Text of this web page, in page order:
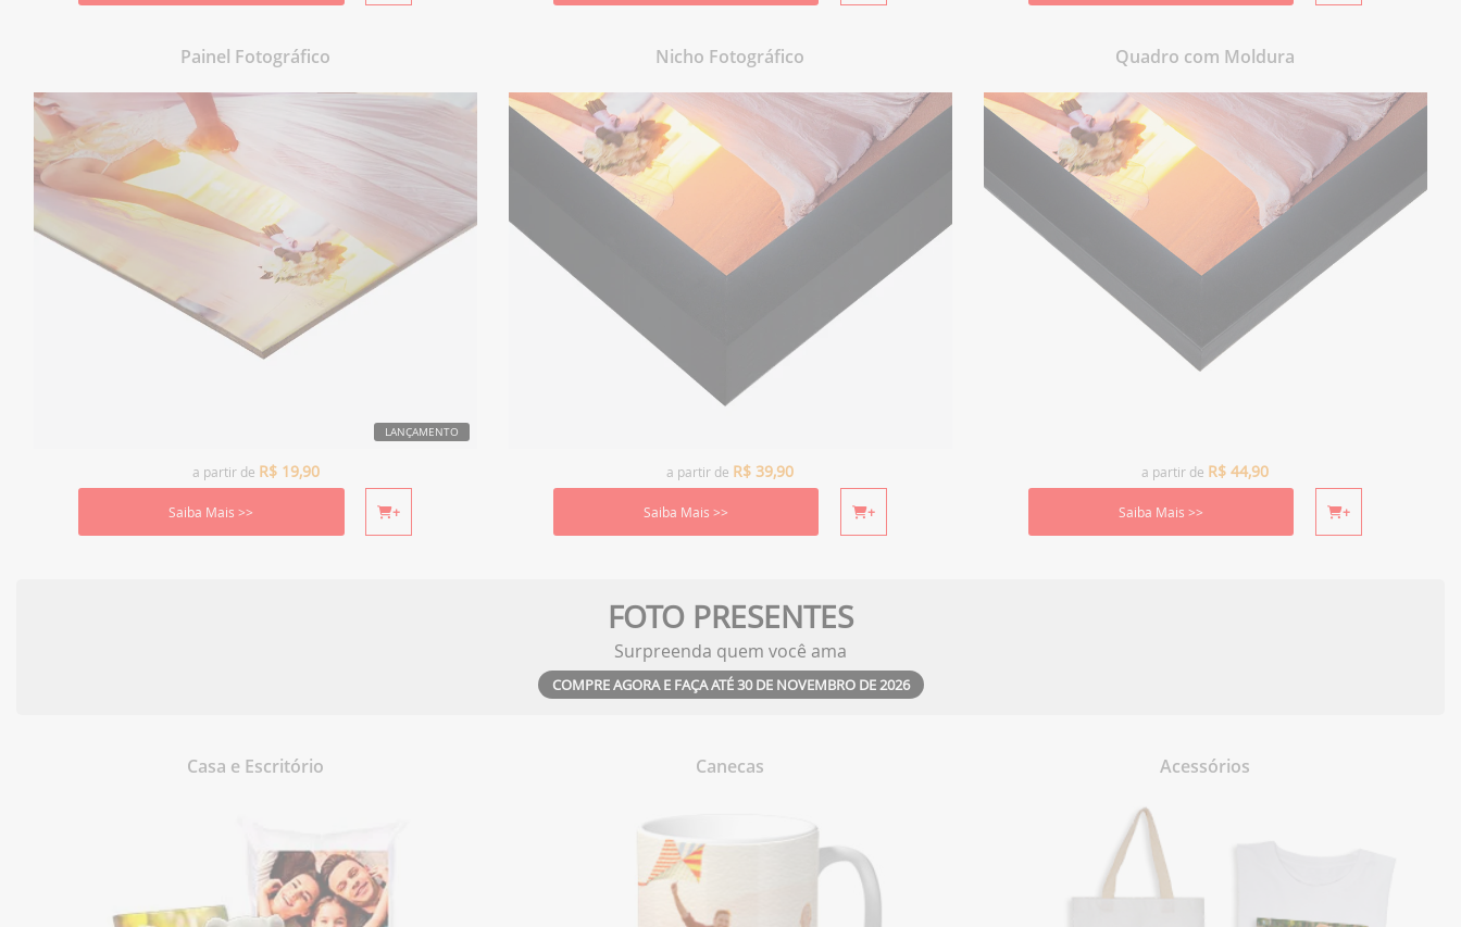
Painel Fotográfico
LANÇAMENTO
a partir de R$ 19,90
Saiba Mais >> +
Nicho Fotográfico
a partir de R$39,90
Saiba Mais >> +
Quadro com Moldura
a partir de R$44,90
Saiba Mais >> +
FOTO PRESENTES
Surpreenda quem você ama
COMPRE AGORA E FAÇA ATÉ 30 DE NOVEMBRO DE 2026
Casa e Escritório Canecas Acessórios